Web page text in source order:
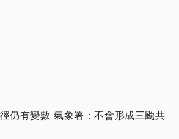
仍有變數 氣象署：不會形成三颱共